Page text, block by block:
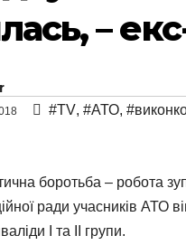
–
#TV, #АТО,
боротьба – робота
ради учасників АТО
І та ІІ групи.